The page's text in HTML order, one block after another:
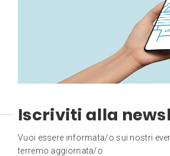
Iscriviti alla
Vuoi essere informata/o sui nostri
terremo aggiornata/o